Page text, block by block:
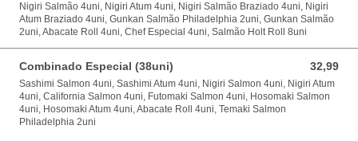
Nigiri Salmão 4uni, Nigiri Atum 4uni, Nigiri Salmão Braziado 4uni, Nigiri
Atum Braziado 4uni, Gunkan Salmão Philadelphia 2uni, Gunkan Salmão
2uni, Abacate Roll 4uni, Chef Especial 4uni, Salmão Holt Roll 8uni
Combinado Especial (38uni) 32,99
32,99 EUR
Sashimi Salmon 4uni, Sashimi Atum 4uni, Nigiri Salmon 4uni, Nigiri Atum
4uni, California Salmon 4uni, Futomaki Salmon 4uni, Hosomaki Salmon
4uni, Hosomaki Atum 4uni, Abacate Roll 4uni, Temaki Salmon
Philadelphia 2uni